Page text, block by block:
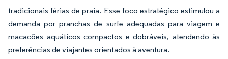
tradicionais férias de praia. Esse foco estratégico estimulou a
demanda por pranchas de surfe adequadas para viagem e
macacões aquáticos compactos e dobráveis, atendendo às
preferências de viajantes orientados à aventura.